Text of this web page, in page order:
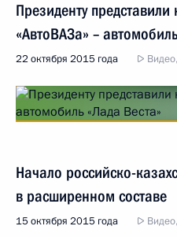
Президенту
«АвтоВАЗа» –
22 октября 2015 года
Начало российско-
в расширенном составе
15 октября 2015 года